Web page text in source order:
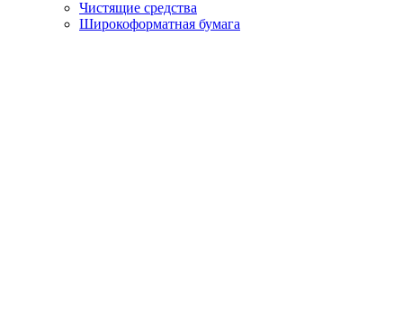
Чистящие средства
Широкоформатная бумага